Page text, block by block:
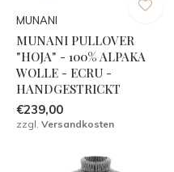
MUNANI
MUNANI PULLOVER
"HOJA" - 100% ALPAKA
WOLLE - ECRU -
HANDGESTRICKT
€239,00
zzgl. Versandkosten